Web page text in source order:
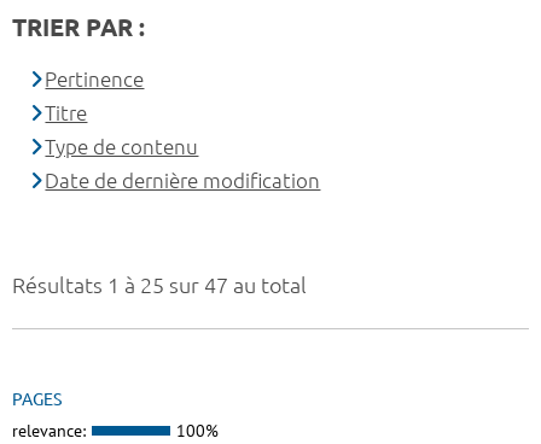
Résultats 1 à 25 sur 47 au total
PAGES
relevance: 100%
TRIER PAR :
Pertinence
Titre
Type de contenu
Date de dernière modification